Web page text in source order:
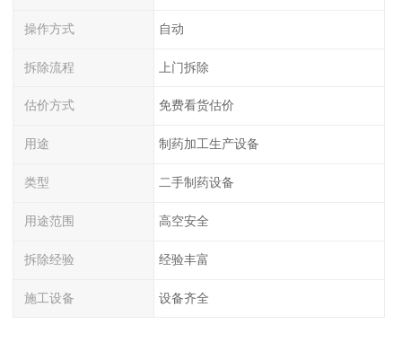
操作方式 自动
拆除流程 上门拆除
估价方式 免费看货估价
用途 制药加工生产设备
类型 二手制药设备
用途范围 高空安全
拆除经验 经验丰富
施工设备 设备齐全